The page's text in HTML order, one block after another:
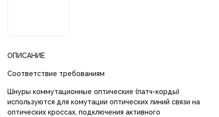
ОПИСАНИЕ
Соответствие требованиям
Шнуры коммутационные оптические (патч-корды)
используются для комутации оптических линий связи на
оптических кроссах, подключения активного